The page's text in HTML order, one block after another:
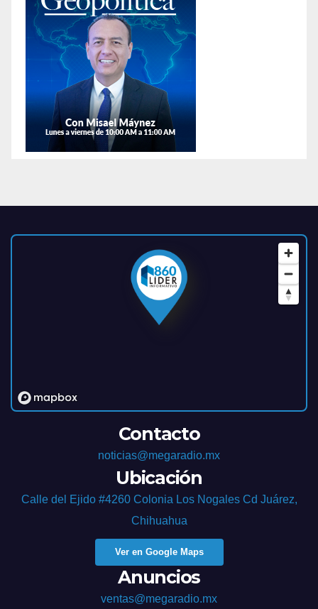
Contacto
noticias@megaradio.mx
Ubicación
Calle del Ejido #4260 Colonia Los Nogales Cd Juárez,
Chihuahua
Ver en Google Maps
Anuncios
ventas@megaradio.mx